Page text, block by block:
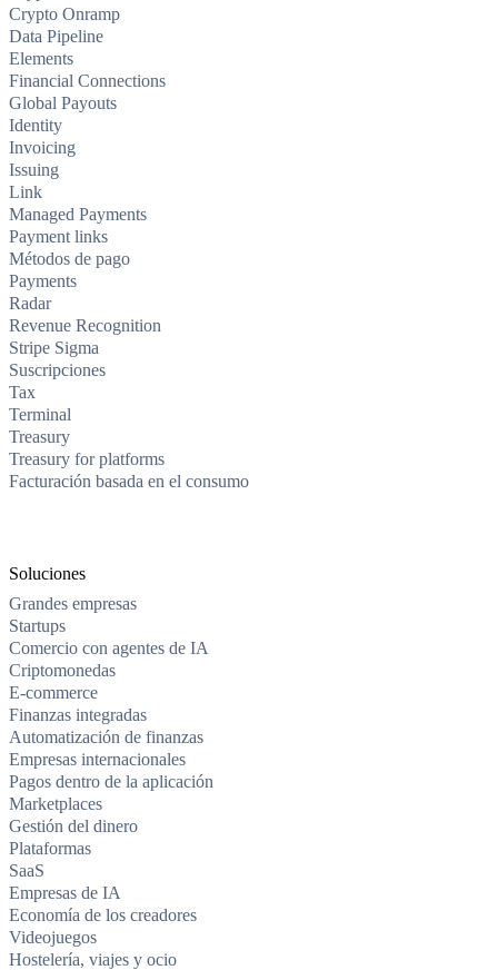
Crypto Onramp
Data Pipeline
Elements
Financial Connections
Global Payouts
Identity
Invoicing
Issuing
Link
Managed Payments
Payment links
Métodos de pago
Payments
Radar
Revenue Recognition
Stripe Sigma
Suscripciones
Tax
Terminal
Treasury
Treasury for platforms
Facturación basada en el consumo
Soluciones
Grandes empresas
Startups
Comercio con agentes de IA
Criptomonedas
E-commerce
Finanzas integradas
Automatización de finanzas
Empresas internacionales
Pagos dentro de la aplicación
Marketplaces
Gestión del dinero
Plataformas
SaaS
Empresas de IA
Economía de los creadores
Videojuegos
Hostelería, viajes y ocio